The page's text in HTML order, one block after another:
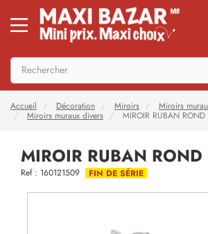
Accueil Décoration Miroirs
Miroirs
Miroirs muraux divers
MIROIR RUBAN ROND
MIROIR RUBAN
Ref : 160121509 FIN DE SÉRIE